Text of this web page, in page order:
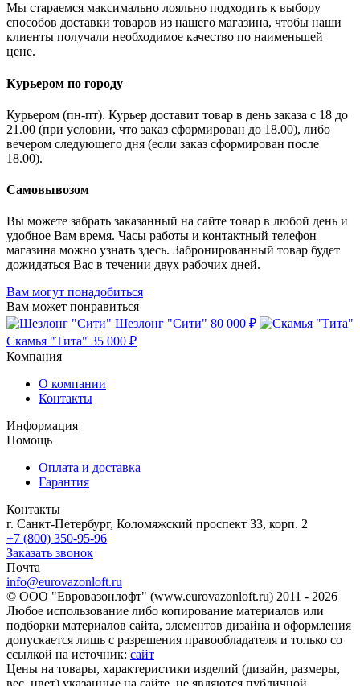
Мы стараемся максимально лояльно подходить к выбору
способов доставки товаров из нашего магазина, чтобы наши
клиенты получали необходимое качество по наименьшей
цене.
Курьером по городу
Курьером (пн-пт). Курьер доставит товар в день заказа с 18 до
21.00 (при условии, что заказ сформирован до 18.00), либо
вечером следующего дня (если заказ сформирован после
18.00).
Самовывозом
Вы можете забрать заказанный на сайте товар в любой день и
удобное Вам время. Часы работы и контактный телефон
магазина можно узнать здесь. Забронированный товар будет
дожидаться Вас в течении двух рабочих дней.
Вам могут понадобиться
Вам может понравиться
Шезлонг "Сити" 80 000 ₽
Скамья "Тита" 35 000 ₽
Компания
О компании
Контакты
Информация
Помощь
Оплата и доставка
Гарантия
Контакты
г. Санкт-Петербург, Коломяжский проспект 33, корп. 2
+7 (800) 350-95-96
Заказать звонок
Почта
info@eurovazonloft.ru
© ООО "Евровазонлофт" (www.eurovazonloft.ru) 2011 - 2026
Любое использование либо копирование материалов или
подборки материалов сайта, элементов дизайна и оформления
допускается лишь с разрешения правообладателя и только со
ссылкой на источник: сайт
Цены на товары, характеристики изделий (дизайн, размеры,